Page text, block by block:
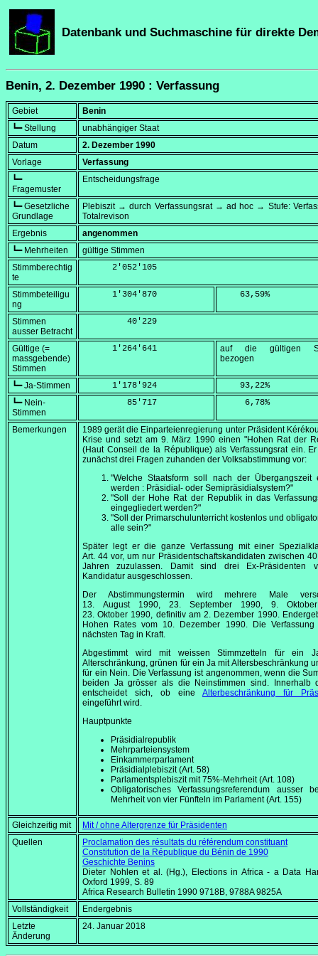
Datenbank und Suchmaschine für direkte
Benin, 2. Dezember 1990 : Verfassung
Gebiet
Benin
┗━ Stellung
unabhängiger Staat
Datum
2. Dezember 1990
Vorlage
Verfassung
┗━
Fragemuster
Entscheidungsfrage
┗━ Gesetzliche
Grundlage
Plebiszit → durch Verfassungsrat → ad hoc → Stufe:
Totalrevison
Ergebnis
angenommen
┗━ Mehrheiten
gültige Stimmen
Stimmberechtig
te
      2'052'105
Stimmbeteiligu
ng
      1'304'870
    63,59
%
Stimmen
ausser Betracht
         40'229
Gültige (=
massgebende)
Stimmen
      1'264'641
auf die gültigen
bezogen
┗━ Ja-Stimmen
      1'178'924
    93,22
%
┗━ Nein-
Stimmen
         85'717
     6,78
%
Bemerkungen
1989 gerät die Einparteienregierung unter Präsident
Krise und setzt am9. März 1990einen "Hohen Rat der
(Haut Conseil de la République) als Verfassungsrat ein.
zunächst drei Fragen zuhanden der Volksabstimmung vor:
"Welche Staatsform soll nach der Übergangszeit
werden : Präsidial- oder Semipräsidialsystem?"
"Soll der Hohe Rat der Republik in das
eingegliedert werden?"
"Soll der Primarschulunterricht kostenlos und
alle sein?"
Später legt er die ganze Verfassung mit einer
Art. 44 vor, um nur Präsidentschaftskandidaten zwischen
Jahren zuzulassen. Damit sind drei Ex-Präsidenten
Kandidatur ausgeschlossen.
Der Abstimmungstermin wird mehrere Male
13. August 1990, 23. September 1990, 9.
23. Oktober 1990, definitiv am2. Dezember 1990.
Hohen Rates vom 10. Dezember 1990. Die
nächsten Tag in Kraft.
Abgestimmt wird mit weissen Stimmzetteln für ein
Alterschränkung, grünen für ein Ja mit Altersbeschränkung
für ein Nein. Die Verfassung ist angenommen, wenn die
beiden Ja grösser als die Neinstimmen sind. Innerhalb
entscheidet sich, ob eine Alterbeschränkung für
eingeführt wird.
Hauptpunkte
Präsidialrepublik
Mehrparteiensystem
Einkammerparlament
Präsidialplebiszit (Art. 58)
Parlamentsplebiszit mit 75%-Mehrheit (Art. 108)
Obligatorisches Verfassungsreferendum ausser
Mehrheit von vier Fünfteln im Parlament (Art. 155)
Gleichzeitig mit
Mit / ohne Altergrenze für Präsidenten
Quellen
Proclamation des résultats du référendum constituant
Constitution de la République du Bénin de 1990
Geschichte Benins
Dieter Nohlen et al. (Hg.), Elections in Africa - a Data
Oxford 1999, S. 89
Africa Research Bulletin 1990 9718B, 9788A 9825A
Vollständigkeit
Endergebnis
Letzte
Änderung
24. Januar 2018